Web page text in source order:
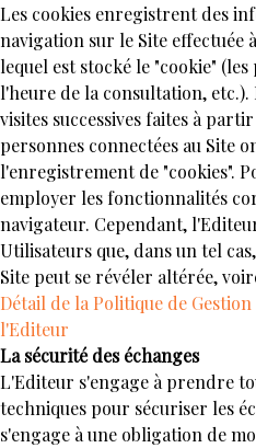
Les cookies enregistrent des
navigation sur le Site
lequel est stocké le "cookie"
l'heure de la consultation,
visites successives faites à
personnes connectées au Site
l'enregistrement de "cookies".
employer les fonctionnalités
navigateur. Cependant,
Utilisateurs que, dans un tel
Site peut se révéler altérée,
Détail de la Politique de
l'Editeur
La sécurité des échanges
L'Editeur s'engage à prendre
techniques pour sécuriser les
s'engage à une obligation de